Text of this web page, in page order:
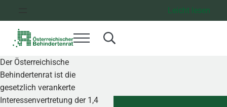
Leicht lesen
Menü Search...
Aktuelles
Der Österreichische
Behindertenrat ist die
gesetzlich verankerte
Interessenvertretung der 1,4